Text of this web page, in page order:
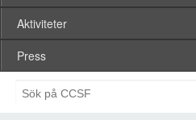
Aktiviteter
Press